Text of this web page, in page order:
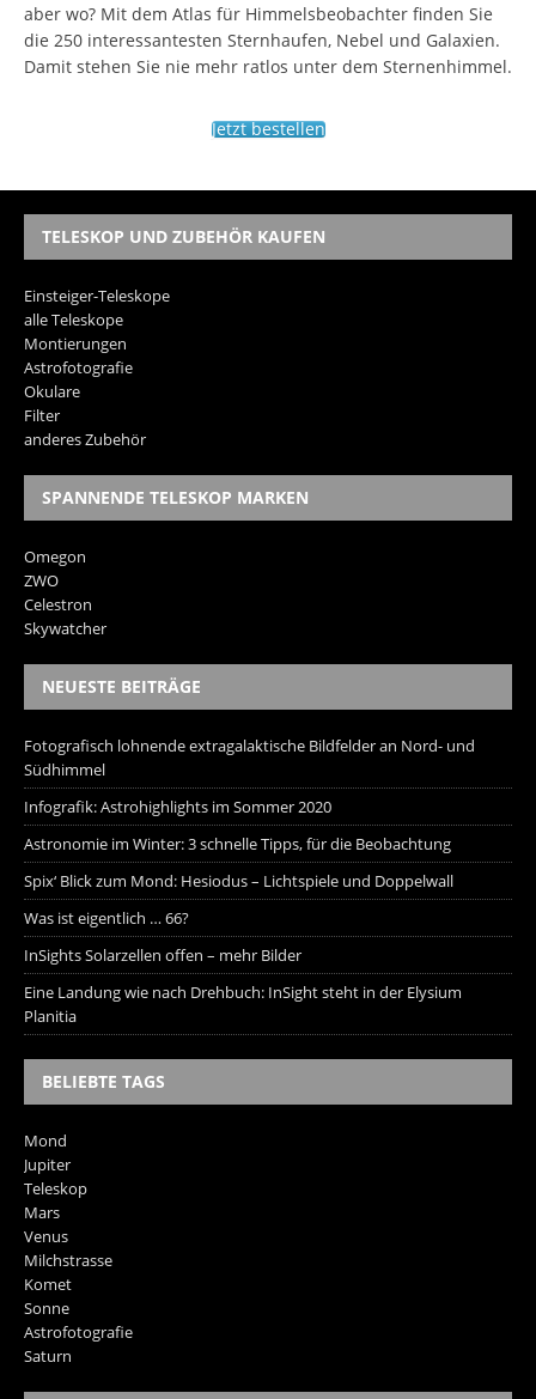
aber wo? Mit dem Atlas für Himmelsbeobachter finden Sie
die 250 interessantesten Sternhaufen, Nebel und Galaxien.
Damit stehen Sie nie mehr ratlos unter dem Sternenhimmel.
Jetzt bestellen
TELESKOP UND ZUBEHÖR KAUFEN
Einsteiger-Teleskope
alle Teleskope
Montierungen
Astrofotografie
Okulare
Filter
anderes Zubehör
SPANNENDE TELESKOP MARKEN
Omegon
ZWO
Celestron
Skywatcher
NEUESTE BEITRÄGE
Fotografisch lohnende extragalaktische Bildfelder an Nord- und
Südhimmel
Infografik: Astrohighlights im Sommer 2020
Astronomie im Winter: 3 schnelle Tipps, für die Beobachtung
Spix‘ Blick zum Mond: Hesiodus – Lichtspiele und Doppelwall
Was ist eigentlich … 66?
InSights Solarzellen offen – mehr Bilder
Eine Landung wie nach Drehbuch: InSight steht in der Elysium
Planitia
BELIEBTE TAGS
Mond
Jupiter
Teleskop
Mars
Venus
Milchstrasse
Komet
Sonne
Astrofotografie
Saturn